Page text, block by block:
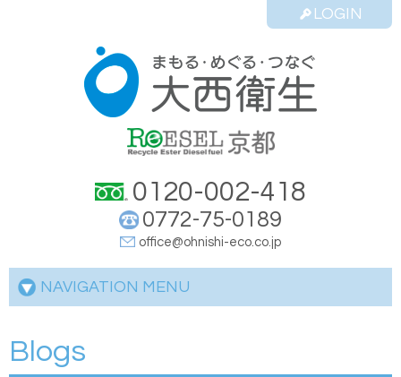
LOGIN
0120-002-418
0772-75-0189
office@ohnishi-eco.co.jp
NAVIGATION MENU
Blogs